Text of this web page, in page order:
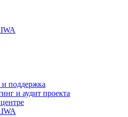
поддержка
и аудит проекта